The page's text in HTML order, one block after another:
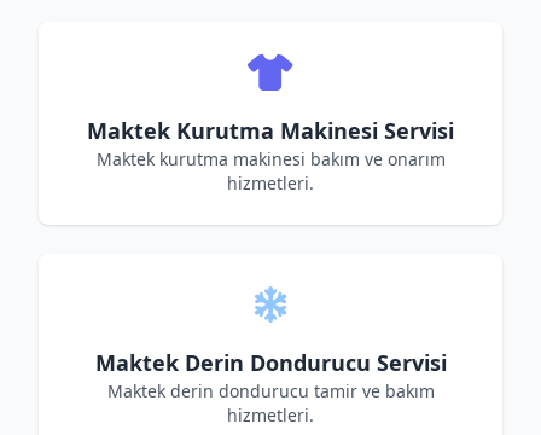
Maktek Kurutma Makinesi Servisi
Maktek kurutma makinesi bakım ve onarım
hizmetleri.
Maktek Derin Dondurucu Servisi
Maktek derin dondurucu tamir ve bakım
hizmetleri.